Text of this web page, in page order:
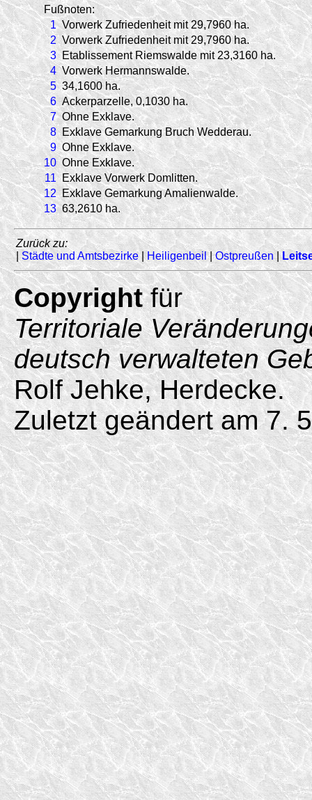
Fußnoten:
1 Vorwerk Zufriedenheit mit 29,7960 ha.
2 Vorwerk Zufriedenheit mit 29,7960 ha.
3 Etablissement Riemswalde mit 23,3160 ha.
4 Vorwerk Hermannswalde.
5 34,1600 ha.
6 Ackerparzelle, 0,1030 ha.
7 Ohne Exklave.
8 Exklave Gemarkung Bruch Wedderau.
9 Ohne Exklave.
10 Ohne Exklave.
11 Exklave Vorwerk Domlitten.
12 Exklave Gemarkung Amalienwalde.
13 63,2610 ha.
Zurück zu:
| Städte und Amtsbezirke|Heiligenbeil|Ostpreußen|
Copyrightfür
Territoriale
deutsch verwalteten
Rolf Jehke, Herdecke.
Zuletzt geändert am 7.